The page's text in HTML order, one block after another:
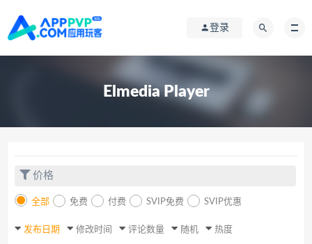
登录
Elmedia Player
价格
全部 免费 付费 SVIP免费 SVIP优惠
发布日期 修改时间 评论数量 随机 热度